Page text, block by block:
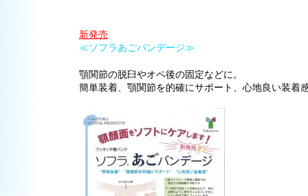
新発売
≪ソフラあごバンデージ≫
顎関節の脱臼やオペ後の固定などに。
簡単装着、顎関節を的確にサポート、心地良い装着